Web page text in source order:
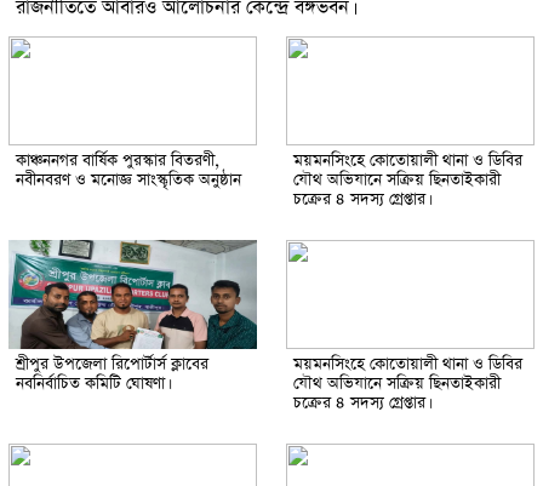
রাজনীতিতে আবারও আলোচনার কেন্দ্রে বঙ্গভবন।
কাঞ্চননগর বার্ষিক পুরস্কার বিতরণী,
নবীনবরণ ও মনোজ্ঞ সাংস্কৃতিক অনুষ্ঠান
ময়মনসিংহে কোতোয়ালী থানা ও ডিবির
যৌথ অভিযানে সক্রিয় ছিনতাইকারী
চক্রের ৪ সদস্য গ্রেপ্তার।
শ্রীপুর উপজেলা রিপোর্টার্স ক্লাবের
নবনির্বাচিত কমিটি ঘোষণা।
ময়মনসিংহে কোতোয়ালী থানা ও ডিবির
যৌথ অভিযানে সক্রিয় ছিনতাইকারী
চক্রের ৪ সদস্য গ্রেপ্তার।